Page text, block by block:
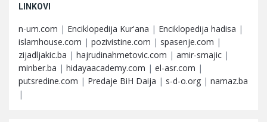
LINKOVI
n-um.com | Enciklopedija Kur'ana | Enciklopedija hadisa |
islamhouse.com | pozivistine.com | spasenje.com |
zijadljakic.ba | hajrudinahmetovic.com | amir-smajic |
minber.ba | hidayaacademy.com | el-asr.com |
putsredine.com | Predaje BiH Daija | s-d-o.org | namaz.ba
|